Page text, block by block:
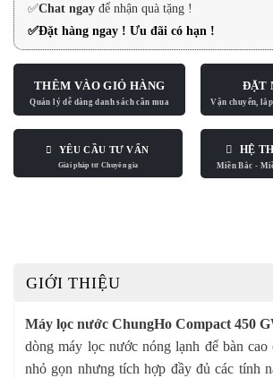
✅Chat ngay để nhận quà tặng !
✅Đặt hàng ngay ! Ưu đãi có hạn !
THÊM VÀO GIỎ HÀNG ĐẶT
YÊU CẦU TƯ VẤN HỆ
GIỚI THIỆU
Máy lọc nước ChungHo Compact 450
dòng máy lọc nước nóng lạnh để bàn cao
nhỏ gọn nhưng tích hợp đầy đủ các tính